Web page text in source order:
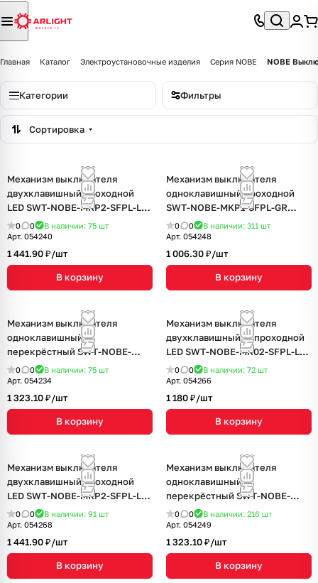
Главная Каталог Электроустановочные изделия Серия NOBE NOBE
Категории Фильтры
Сортировка
Механизм выключателя
двухклавишный проходной
LED SWT-NOBE-MKP2-SFPL-L-
WH (230V, 10A) (Arlight, Белый
кварц)
0 0 В наличии: 75 шт
Арт. 054240
1 441.90 ₽/шт
В корзину
Механизм выключателя
одноклавишный проходной
SWT-NOBE-MKP1-SFPL-GR
(230V, 10A) (Arlight, Серый
базальт)
0 0 В наличии: 311 шт
Арт. 054248
1 006.30 ₽/шт
В корзину
Механизм выключателя
одноклавишный
перекрёстный SWT-NOBE-
MKX1-SFPL-WH (230V, 10A)
(Arlight, Белый кварц)
0 0 В наличии: 75 шт
Арт. 054234
1 323.10 ₽/шт
В корзину
Механизм выключателя
двухклавишный непроходной
LED SWT-NOBE-MK02-SFPL-L-
GR (230V, 10A) (Arlight, Серый
базальт)
0 0 В наличии: 72 шт
Арт. 054266
1 180 ₽/шт
В корзину
Механизм выключателя
двухклавишный проходной
LED SWT-NOBE-MKP2-SFPL-L-
GD (230V, 10A) (Arlight,
Золотой песок)
0 0 В наличии: 91 шт
Арт. 054268
1 441.90 ₽/шт
В корзину
Механизм выключателя
одноклавишный
перекрёстный SWT-NOBE-
MKX1-SFPL-BK (230V, 10A)
(Arlight, Черный оникс)
0 0 В наличии: 216 шт
Арт. 054249
1 323.10 ₽/шт
В корзину